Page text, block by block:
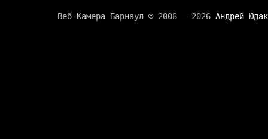
Веб-Камера Барнаул © 2006 — 2026 Андрей